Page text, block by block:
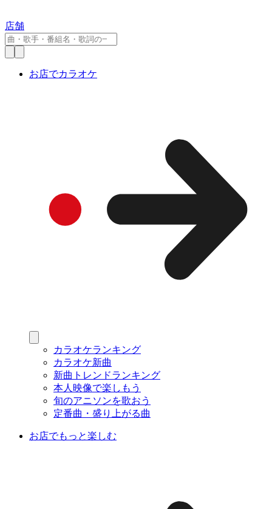
店舗
お店でカラオケ
カラオケランキング
カラオケ新曲
新曲トレンドランキング
本人映像で楽しもう
旬のアニソンを歌おう
定番曲・盛り上がる曲
お店でもっと楽しむ